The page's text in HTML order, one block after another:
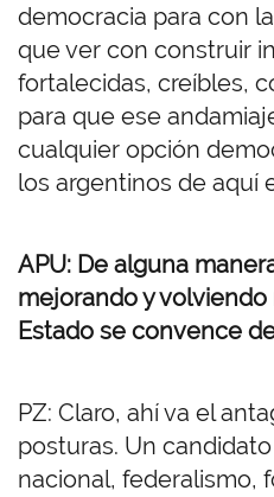
democracia para con
que ver con construir
fortalecidas, creíbles,
para que ese
cualquier opción
los argentinos de aquí
APU: De alguna
mejorando y
Estado se convence
PZ: Claro, ahí va el
posturas. Un
nacional, federalismo,